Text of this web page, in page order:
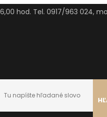
hod. Tel. 0917/963 024,